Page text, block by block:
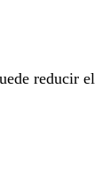
reducir el